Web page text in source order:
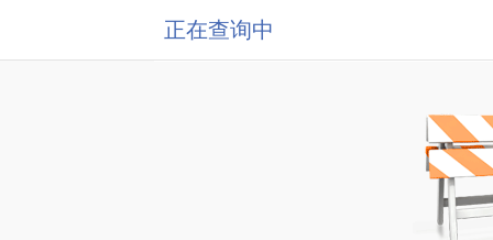
正在查询中